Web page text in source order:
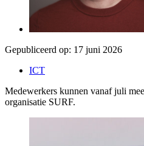
Gepubliceerd op: 17 juni 2026
ICT
Medewerkers kunnen vanaf juli
organisatie SURF.